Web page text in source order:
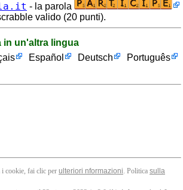
- la parola
valido (20 punti).
in un'altra lingua
Español Deutsch
Português
cookie, fai clic per ulteriori nformazioni. Politica sulla